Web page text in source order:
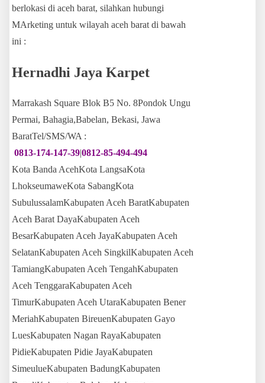
berlokasi di aceh barat, silahkan hubungi
MArketing untuk wilayah aceh barat di bawah
ini :
Hernadhi Jaya Karpet
Marrakash Square Blok B5 No. 8Pondok Ungu
Permai, Bahagia,Babelan, Bekasi, Jawa
BaratTel/SMS/WA :
0813-174-147-39|0812-85-494-494
Kota Banda AcehKota LangsaKota
LhokseumaweKota SabangKota
SubulussalamKabupaten Aceh BaratKabupaten
Aceh Barat DayaKabupaten Aceh
BesarKabupaten Aceh JayaKabupaten Aceh
SelatanKabupaten Aceh SingkilKabupaten Aceh
TamiangKabupaten Aceh TengahKabupaten
Aceh TenggaraKabupaten Aceh
TimurKabupaten Aceh UtaraKabupaten Bener
MeriahKabupaten BireuenKabupaten Gayo
LuesKabupaten Nagan RayaKabupaten
PidieKabupaten Pidie JayaKabupaten
SimeulueKabupaten BadungKabupaten